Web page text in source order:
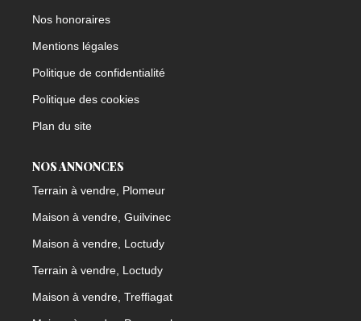
Nos honoraires
Mentions légales
Politique de confidentialité
Politique des cookies
Plan du site
NOS ANNONCES
Terrain à vendre, Plomeur
Maison à vendre, Guilvinec
Maison à vendre, Loctudy
Terrain à vendre, Loctudy
Maison à vendre, Treffiagat